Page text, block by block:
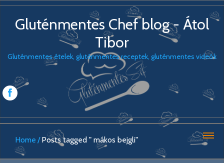
Gluténmentes Chef blog - Átol
Tibor
Gluténmentes ételek, gluténmentes receptek, gluténmentes videók
Home Posts tagged " mákos bejgli"